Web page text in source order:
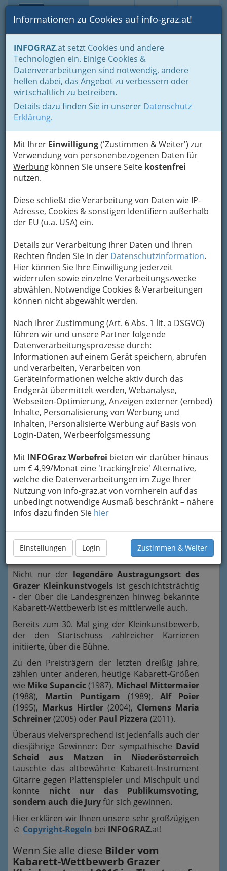
Suche Login Toggle
Informationen zu Cookies auf info-graz.at!
INFOGRAZ.at setzt Cookies und andere
Technologien ein. Einige Cookies &
Datenverarbeitungen sind notwendig, andere
helfen dabei, das Angebot zu verbessern oder
wirtschaftlich zu betreiben.
Details dazu finden Sie in unserer Datenschutz
Erklärung.
Mit Ihrer Einwilligung('Zustimmen & Weiter') zur
Verwendung von personenbezogenen Daten für
Werbung können Sie unsere Seite kostenfrei
nutzen.
Diese schließt die Verarbeitung von Daten wie IP-
Adresse, Cookies & sonstigen Identifiern außerhalb
der EU (u.a. USA) ein.
Details zur Verarbeitung Ihrer Daten und Ihren
Rechten finden Sie in der Datenschutzinformation.
Hier können Sie Ihre Einwilligung jederzeit
widerrufen sowie einzelne Verarbeitungszwecke
abwählen. Notwendige Cookies & Verarbeitungen
können nicht abgewählt werden.
Nach Ihrer Zustimmung (Art. 6 Abs. 1 lit. a DSGVO)
führen wir und unsere Partner folgende
Datenverarbeitungsprozesse durch:
Informationen auf einem Gerät speichern, abrufen
und verarbeiten, Verarbeiten von
Geräteinformationen welche aktiv durch das
Endgerät übermittelt werden, Webanalyse,
Webseiten-Optimierung, Anzeigen externer (embed)
Inhalte, Personalisierung von Werbung und
Inhalten, Personalisierte Werbung auf Basis von
Login-Daten, Werbeerfolgsmessung
Mit INFOGraz Werbefrei bieten wir darüber hinaus
um € 4,99/Monat eine 'trackingfreie' Alternative,
welche die Datenverarbeitungen im Zuge Ihrer
Nutzung von info-graz.at von vornherein auf das
unbedingt notwendige Ausmaß beschränkt – nähere
Infos dazu finden Sie hier
Einstellungen Login Zustimmen & Weiter
Home Fotos
Nach Locations gruppiert
'Hin & Wider' - Theatercafe
Kabarett-Wettbewerb
Grazer Kleinkunstvogel
2016
Kabarett-Wettbewerb Grazer Kleinkunstvogel 2016 im
Theatercafé Graz am 30. März 2016 - 001
Vergrößern
Previous Next
BeiInteresse an größeren Bildern oder Fotos
ohne Logolesen Sie bitte die Bedingungen
unten.
Kabarett-Wettbewerb Grazer
Kleinkunstvogel 2016
Theatercafé Graz
19. März 2016
Nicht nur der legendäre Austragungsort des
Grazer Kleinkunstvogelsist geschichtsträchtig
- der über die Landesgrenzen hinweg bekannte
Kabarett-Wettbewerb ist es mittlerweile auch.
Bereits zum 30. Mal ging der Kleinkunstbewerb,
der den Startschuss zahlreicher Karrieren
initiierte, über die Bühne.
Zu den Preisträgern der letzten dreißig Jahre,
zählen unter anderen, heutige Kabarett-Größen
wie Mike Supancic(1987), Michael Mittermaier
(1988), Martin Puntigam (1989), Alf Poier
(1995), Markus Hirtler (2004), Clemens Maria
Schreiner(2005) oder Paul Pizzera (2011).
Überaus vielversprechend ist jedenfalls auch der
diesjährige Gewinner: Der sympathische David
Scheid aus Matzen in Niederösterreich
tauschte das altbewährte Kabarett-Instrument
Gitarre gegen Plattenspieler und Mischpult und
konnte nicht nur das Publikumsvoting,
sondern auch die Juryfür sich gewinnen.
Hier erklären wir Ihnen unsere sehr großzügigen
☺ Copyright-Regeln bei INFOGRAZ.at!
Wenn Sie alle diese Bilder vom
Kabarett-Wettbewerb Grazer